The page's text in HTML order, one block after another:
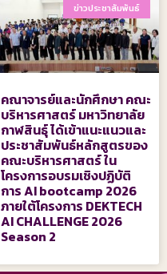
ข่าวประชาสัมพันธ์
คณาจารย์และนักศึกษา คณะ
บริหารศาสตร์ มหาวิทยาลัย
กาฬสินธุ์ ได้เข้าแนะแนวและ
ประชาสัมพันธ์หลักสูตรของ
คณะบริหารศาสตร์ ใน
โครงการอบรมเชิงปฏิบัติ
การ AI bootcamp 2026
ภายใต้โครงการ DEKTECH
AI CHALLENGE 2026
Season 2